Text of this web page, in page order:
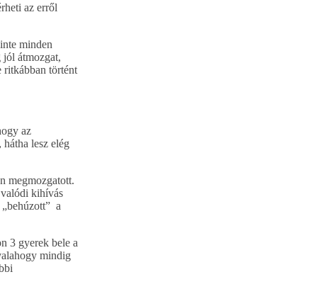
az erről
minden
jól átmozgat,
ritkábban történt
az
lesz elég
megmozgatott.
valódi kihívás
a
3 gyerek bele a
mindig